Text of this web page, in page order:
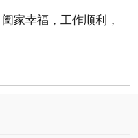
家幸福，工作顺利，